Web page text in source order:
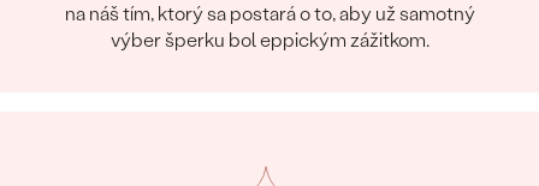
na náš tím, ktorý sa postará o to, aby už samotný
výber šperku bol eppickým zážitkom.